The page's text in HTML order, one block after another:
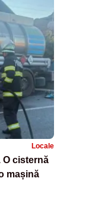
Locale
O cisternă
mașină